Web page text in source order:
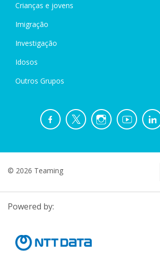
Crianças e jovens
Imigração
Investigação
Idosos
Outros Grupos
© 2026 Teaming
Powered by: